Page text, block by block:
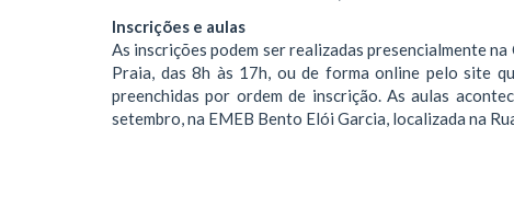
Inscrições e aulas
As inscrições podem ser realizadas presencialmente
Praia, das 8h às 17h, ou de forma online pelo site
preenchidas por ordem de inscrição. As aulas
setembro, na EMEB Bento Elói Garcia, localizada na